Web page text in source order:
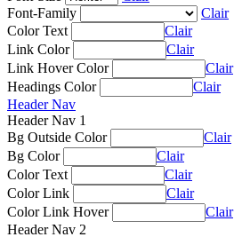
Font-Family
Clair
Color Text
Clair
Link Color
Clair
Link Hover Color
Clair
Headings Color
Clair
Header Nav
Header Nav 1
Bg Outside Color
Clair
Bg Color
Clair
Color Text
Clair
Color Link
Clair
Color Link Hover
Clair
Header Nav 2